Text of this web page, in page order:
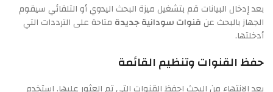
بعد إدخال البيانات قم بتشغيل ميزة البحث اليدوي أو التلقائي سيقوم
الجهاز بالبحث عن قنوات سودانية جديدة متاحة على الترددات التي
أدخلتها.
حفظ القنوات وتنظيم القائمة